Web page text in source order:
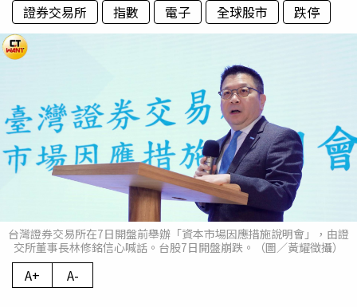
證券交易所
指數 電子 全球股市 跌停
台灣證券交易所在7日開盤前舉辦「資本市場因應措施說明會」，由證
交所董事長林修銘信心喊話。台股7日開盤崩跌。（圖／黃耀徵攝）
A+ A-